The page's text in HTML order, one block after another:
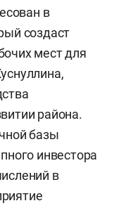
в
создаст
мест для
района.
базы
инвестора
в